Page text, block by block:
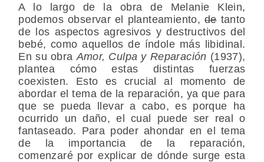
A lo largo de la obra de Melanie Klein,
podemos observar el planteamiento,detanto
de los aspectos agresivos y destructivos del
bebé, como aquellos de índole más libidinal.
En su obra Amor, Culpa y Reparación (1937),
plantea cómo estas distintas fuerzas
coexisten. Esto es crucial al momento de
abordar el tema de la reparación, ya que para
que se pueda llevar a cabo, es porque ha
ocurrido un daño, el cual puede ser real o
fantaseado. Para poder ahondar en el tema
de la importancia de la reparación,
comenzaré por explicar de dónde surge esta